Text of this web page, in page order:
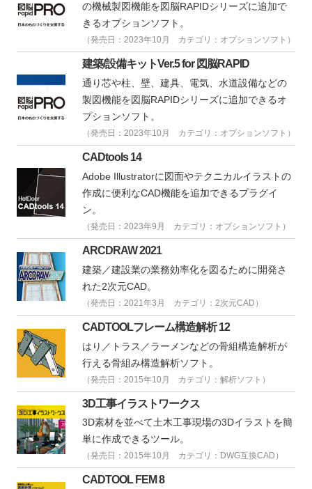
の機械製図機能を図脳RAPIDシリーズに追加で
きるオプションソフト。
（発売日：2023年10月 カテゴリ：オプションソフト）
建築/設備キットVer.5 for 図脳RAPID
通り芯や柱、壁、建具、電気、水道設備などの
製図機能を図脳RAPIDシリーズに追加できるオ
プションソフト。
（発売日：2023年10月 カテゴリ：オプションソフト）
CADtools 14
Adobe Illustratorに図面やテクニカルイラストの
作成に便利なCAD機能を追加できるプラグイ
ン。
（発売日：2023年9月 カテゴリ：オプションソフト）
ARCDRAW 2021
建築／建設業の業務効率化を図るために開発さ
れた2次元CAD。
（発売日：2021年3月 カテゴリ：2次元CAD）
CADTOOLフレーム構造解析 12
はり／トラス／ラーメンなどの骨組構造解析が
行える骨組み構造解析ソフト。
（発売日：2015年10月 カテゴリ：解析ソフト）
3D工事イラストワークス
3D素材を並べて土木工事現場の3Dイラストを簡
単に作成できるツール。
（発売日：2015年10月 カテゴリ：DWG互換CAD）
CADTOOL FEM 8